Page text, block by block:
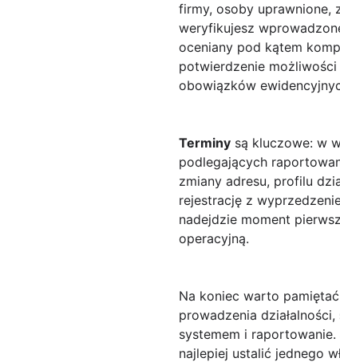
firmy, osoby uprawnione,
weryfikujesz
oceniany pod kątem
potwierdzenie
obowiązków
Terminy są kluczowe: w
podlegających
zmiany adresu, profilu
rejestrację z
nadejdzie moment
operacyjną.
Na koniec warto
prowadzenia
systemem i
najlepiej ustalić jednego